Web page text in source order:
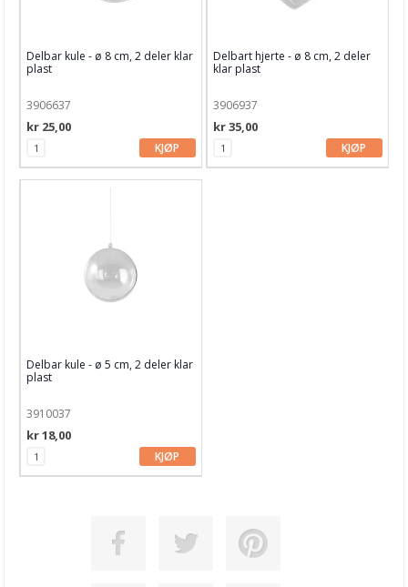
Delbar kule - ø 8 cm, 2 deler klar
plast
3906637
kr 25,00
KJØP
Delbart hjerte - ø 8 cm, 2 deler
klar plast
3906937
kr 35,00
KJØP
Delbar kule - ø 5 cm, 2 deler klar
plast
3910037
kr 18,00
KJØP